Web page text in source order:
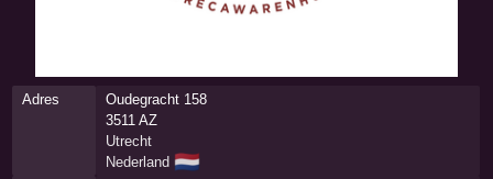
Adres
Oudegracht 158
3511 AZ
Utrecht
Nederland 🇳🇱